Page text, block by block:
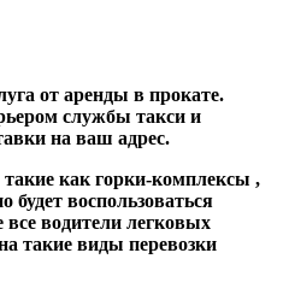
от аренды в прокате.
службы такси и
на ваш адрес.
как горки-комплексы ,
воспользоваться
водители легковых
такие виды перевозки